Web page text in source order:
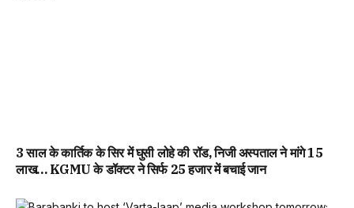
3 साल के कार्तिक के सिर में घुसी लोहे की रॉड, निजी अस्पताल ने मांगे 15
लाख… KGMU के डॉक्टर ने सिर्फ 25 हजार में बचाई जान